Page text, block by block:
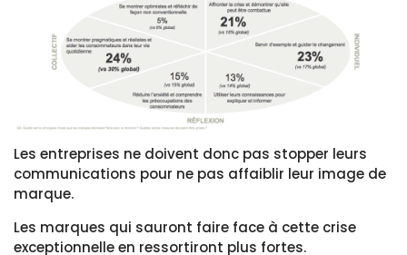
Les entreprises ne doivent donc pas stopper leurs
communications pour ne pas affaiblir leur image de
marque.
Les marques qui sauront faire face à cette crise
exceptionnelle en ressortiront plus fortes.